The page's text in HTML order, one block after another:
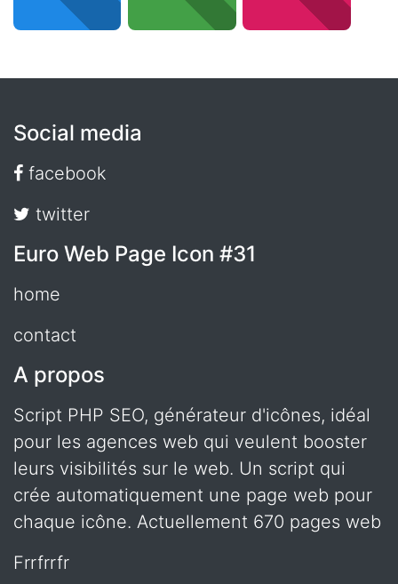
Social media
facebook
twitter
Euro Web Page Icon #31
home
contact
A propos
Script PHP SEO, générateur d'icônes, idéal
pour les agences web qui veulent booster
leurs visibilités sur le web. Un script qui
crée automatiquement une page web pour
chaque icône. Actuellement 670 pages web
frrfrrfr